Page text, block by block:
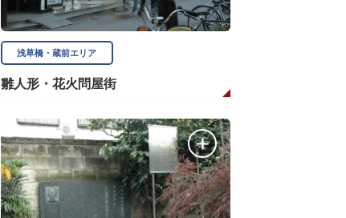
浅草橋・蔵前エリア
雛人形・花火問屋街